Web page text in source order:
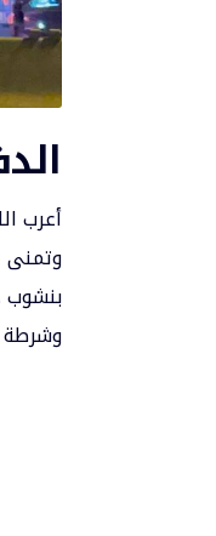
أعرب
وتمنى
بنشوب
وشرطة